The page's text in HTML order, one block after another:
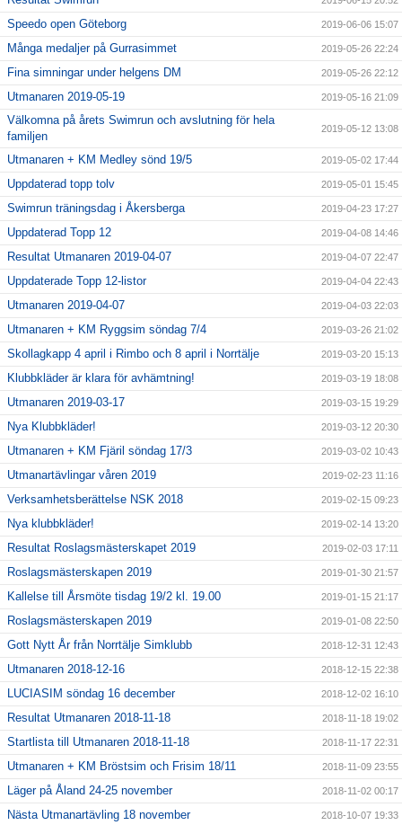
Speedo open Göteborg 2019-06-06 15:07
Många medaljer på Gurrasimmet 2019-05-26 22:24
Fina simningar under helgens DM 2019-05-26 22:12
Utmanaren 2019-05-19 2019-05-16 21:09
Välkomna på årets Swimrun och avslutning för hela
familjen
2019-05-12 13:08
Utmanaren + KM Medley sönd 19/5 2019-05-02 17:44
Uppdaterad topp tolv 2019-05-01 15:45
Swimrun träningsdag i Åkersberga 2019-04-23 17:27
Uppdaterad Topp 12 2019-04-08 14:46
Resultat Utmanaren 2019-04-07 2019-04-07 22:47
Uppdaterade Topp 12-listor 2019-04-04 22:43
Utmanaren 2019-04-07 2019-04-03 22:03
Utmanaren + KM Ryggsim söndag 7/4 2019-03-26 21:02
Skollagkapp 4 april i Rimbo och 8 april i Norrtälje 2019-03-20 15:13
Klubbkläder är klara för avhämtning! 2019-03-19 18:08
Utmanaren 2019-03-17 2019-03-15 19:29
Nya Klubbkläder! 2019-03-12 20:30
Utmanaren + KM Fjäril söndag 17/3 2019-03-02 10:43
Utmanartävlingar våren 2019 2019-02-23 11:16
Verksamhetsberättelse NSK 2018 2019-02-15 09:23
Nya klubbkläder! 2019-02-14 13:20
Resultat Roslagsmästerskapet 2019 2019-02-03 17:11
Roslagsmästerskapen 2019 2019-01-30 21:57
Kallelse till Årsmöte tisdag 19/2 kl. 19.00 2019-01-15 21:17
Roslagsmästerskapen 2019 2019-01-08 22:50
Gott Nytt År från Norrtälje Simklubb 2018-12-31 12:43
Utmanaren 2018-12-16 2018-12-15 22:38
LUCIASIM söndag 16 december 2018-12-02 16:10
Resultat Utmanaren 2018-11-18 2018-11-18 19:02
Startlista till Utmanaren 2018-11-18 2018-11-17 22:31
Utmanaren + KM Bröstsim och Frisim 18/11 2018-11-09 23:55
Läger på Åland 24-25 november 2018-11-02 00:17
Nästa Utmanartävling 18 november 2018-10-07 19:33